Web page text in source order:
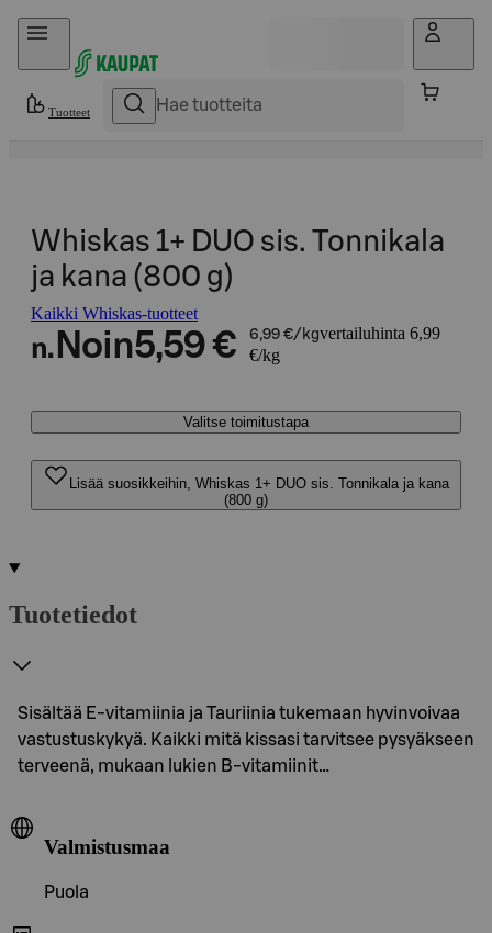
Hyppää sisältöön
Tuotteet
Whiskas 1+ DUO sis. Tonnikala
ja kana (800 g)
Kaikki Whiskas-tuotteet
n. Noin5,59 € 6,99 €/kgvertailuhinta 6,99
€/kg
Valitse toimitustapa
Lisää suosikkeihin, Whiskas 1+ DUO sis. Tonnikala ja kana
(800 g)
Tuotetiedot
Sisältää E-vitamiinia ja Tauriinia tukemaan hyvinvoivaa
vastustuskykyä. Kaikki mitä kissasi tarvitsee pysyäkseen
terveenä, mukaan lukien B-vitamiinit…
Valmistusmaa
Puola